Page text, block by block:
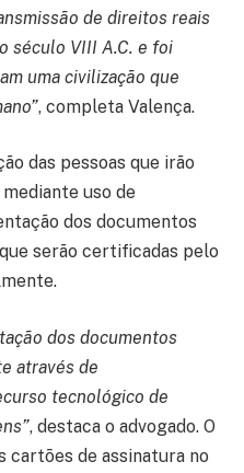
de direitos reais
século VIII A.C. e foi
uma civilização que
, completa Valença.
das pessoas que irão
uso de
dos documentos
serão certificadas pelo
dos documentos
através de
tecnológico de
, destaca o advogado. O
cartões de assinatura no